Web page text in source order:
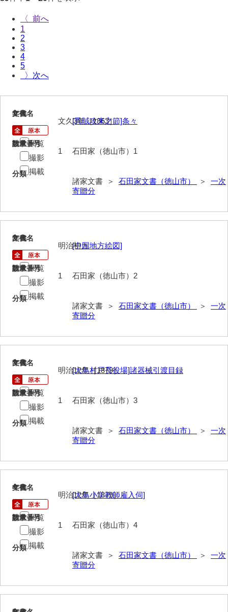
出羽家文書
一宝家文書
伊藤家文書（山口市）
井上家文書（宇部市）
井上家文書（防府市）
井上家文書（徳山市）
井上勉家文書（大和町）
今川家文書
岩崎家文書（秋芳町）
上田家文書（防府市）
上松氏収集文書
宇多田家文書
〈
1
2
3
4
5
〉
1
文書名
[異賊攻来之節]条々
請求番号
石田家（徳山市）1
分類
諸家文書 ＞ 石田家文書（徳山市） ＞ 一次
寄贈分
年代
文久3年［1863］
数量
1
閲覧
撮影
掲載
2
文書名
[中国地方絵図]
請求番号
石田家（徳山市）2
分類
諸家文書 ＞ 石田家文書（徳山市） ＞ 一次
寄贈分
年代
明治初カ
数量
1
閲覧
撮影
掲載
3
文書名
[大島村戸長役場]諸器械引渡目録
請求番号
石田家（徳山市）3
分類
諸家文書 ＞ 石田家文書（徳山市） ＞ 一次
寄贈分
年代
明治12年［1879］
数量
1
閲覧
撮影
掲載
4
文書名
[大島小学教師雇入伺]
請求番号
石田家（徳山市）4
分類
諸家文書 ＞ 石田家文書（徳山市） ＞ 一次
寄贈分
年代
明治12年［1879］
数量
1
閲覧
撮影
掲載